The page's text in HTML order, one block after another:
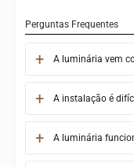
Perguntas Frequentes
A luminária vem
A instalação é
A luminária